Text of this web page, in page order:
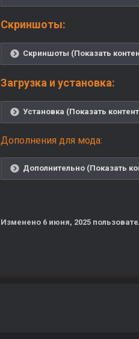
Скриншоты:
Скриншоты (Показать
Загрузка и установка:
Установка (Показать
Дополнения для мода:
Дополнительно (Показать
Изменено 6 июня, 2025